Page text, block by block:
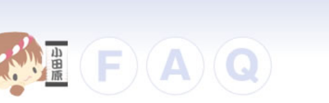
証明書がほしい
相談をしたい